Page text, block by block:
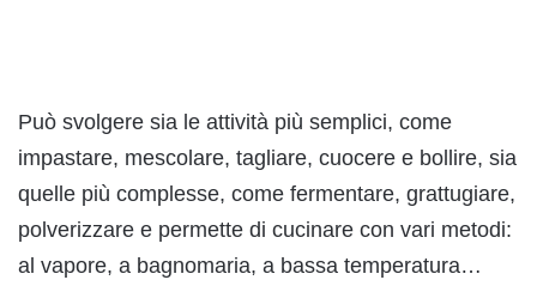
Può svolgere sia le attività più semplici, come
impastare, mescolare, tagliare, cuocere e bollire, sia
quelle più complesse, come fermentare, grattugiare,
polverizzare e permette di cucinare con vari metodi:
al vapore, a bagnomaria, a bassa temperatura…